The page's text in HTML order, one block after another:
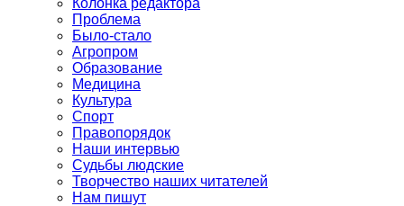
Колонка редактора
Проблема
Было-стало
Агропром
Образование
Медицина
Культура
Спорт
Правопорядок
Наши интервью
Судьбы людские
Творчество наших читателей
Нам пишут